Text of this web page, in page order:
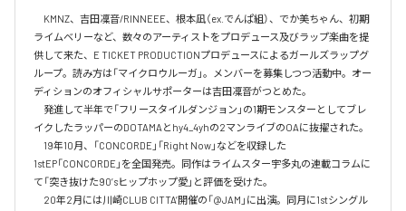
KMNZ、吉田凜音/RINNEEE、根本凪（ex.でんぱ組）、でか美ちゃん、初期
ライムベリーなど、数々のアーティストをプロデュース及びラップ楽曲を提
供して来た、E TICKET PRODUCTIONプロデュースによるガールズラップグ
ループ。読み方は「マイクロウルーガ」。メンバーを募集しつつ活動中。オー
ディションのオフィシャルサポーターは吉田凜音がつとめた。
発進して半年で「フリースタイルダンジョン」の1期モンスターとしてブレ
イクしたラッパーのDOTAMAとhy4_4yhの2マンライブのOAに抜擢された。
19年10月、「CONCORDE」「Right Now」などを収録した
1stEP「CONCORDE」を全国発売。同作はライムスター宇多丸の連載コラムに
て「突き抜けた90’sヒップホップ愛」と評価を受けた。
20年2月には川崎CLUB CITTA’開催の「@JAM」に出演。同月に1stシングル